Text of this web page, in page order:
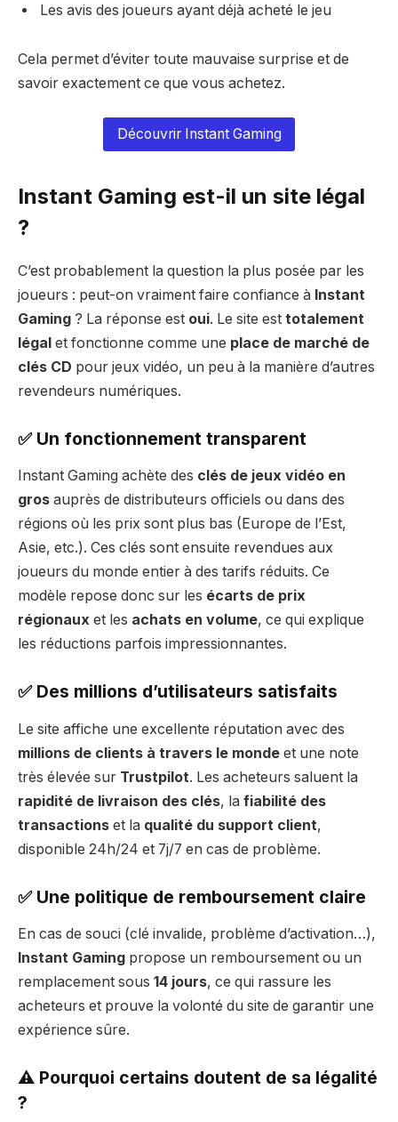
Les avis des joueurs ayant déjà acheté le jeu
Cela permet d’éviter toute mauvaise surprise et de
savoir exactement ce que vous achetez.
Découvrir Instant Gaming
Instant Gaming est-il un site légal
?
C’est probablement la question la plus posée par les
joueurs : peut-on vraiment faire confiance à Instant
Gaming ? La réponse est oui. Le site est totalement
légal et fonctionne comme une place de marché de
clés CD pour jeux vidéo, un peu à la manière d’autres
revendeurs numériques.
✅ Un fonctionnement transparent
Instant Gaming achète des clés de jeux vidéo en
gros auprès de distributeurs officiels ou dans des
régions où les prix sont plus bas (Europe de l’Est,
Asie, etc.). Ces clés sont ensuite revendues aux
joueurs du monde entier à des tarifs réduits. Ce
modèle repose donc sur les écarts de prix
régionaux et les achats en volume, ce qui explique
les réductions parfois impressionnantes.
✅ Des millions d’utilisateurs satisfaits
Le site affiche une excellente réputation avec des
millions de clients à travers le monde et une note
très élevée sur Trustpilot. Les acheteurs saluent la
rapidité de livraison des clés, la fiabilité des
transactions et la qualité du support client,
disponible 24h/24 et 7j/7 en cas de problème.
✅ Une politique de remboursement claire
En cas de souci (clé invalide, problème d’activation…),
Instant Gaming propose un remboursement ou un
remplacement sous 14 jours, ce qui rassure les
acheteurs et prouve la volonté du site de garantir une
expérience sûre.
⚠️ Pourquoi certains doutent de sa légalité
?